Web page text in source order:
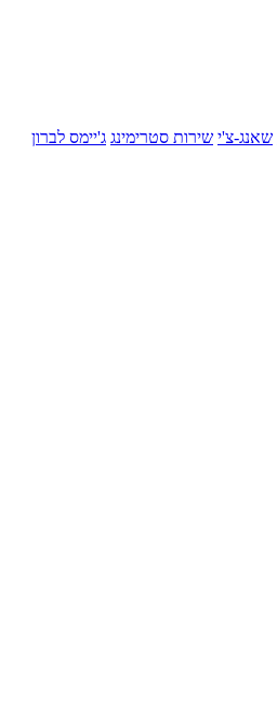
שאנג-צ'י שירות סטרימינג ג'יימס לברון